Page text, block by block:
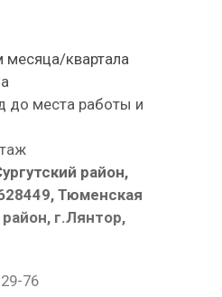
месяца/квартала
до места работы и
район,
Тюменская
г.Лянтор,
76